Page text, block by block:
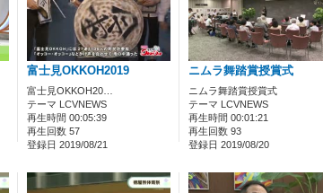
富士見OKKOH2019
富士見OKKOH20…
テーマ LCVNEWS
再生時間 00:05:39
再生回数 57
登録日 2019/08/21
ニムラ舞踏賞授賞式
ニムラ舞踏賞授賞式
テーマ LCVNEWS
再生時間 00:01:21
再生回数 93
登録日 2019/08/20